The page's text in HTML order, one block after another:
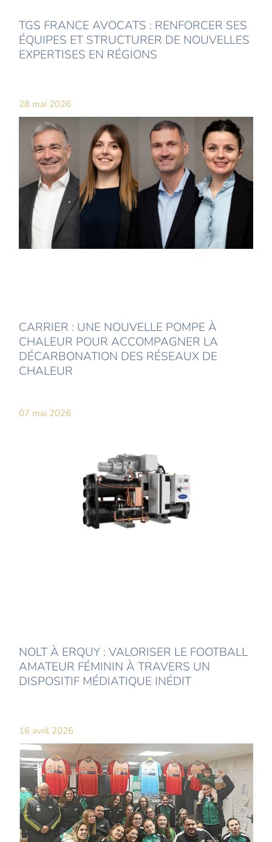
TGS FRANCE AVOCATS : RENFORCER SES
ÉQUIPES ET STRUCTURER DE NOUVELLES
EXPERTISES EN RÉGIONS
28 mai 2026
CARRIER : UNE NOUVELLE POMPE À
CHALEUR POUR ACCOMPAGNER LA
DÉCARBONATION DES RÉSEAUX DE
CHALEUR
07 mai 2026
NOLT À ERQUY : VALORISER LE FOOTBALL
AMATEUR FÉMININ À TRAVERS UN
DISPOSITIF MÉDIATIQUE INÉDIT
16 avril 2026